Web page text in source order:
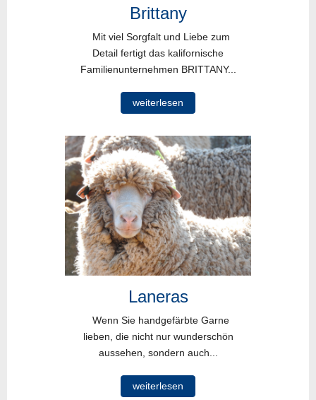
Brittany
Mit viel Sorgfalt und Liebe zum
Detail fertigt das kalifornische
Familienunternehmen BRITTANY...
weiterlesen
Laneras
Wenn Sie handgefärbte Garne
lieben, die nicht nur wunderschön
aussehen, sondern auch...
weiterlesen